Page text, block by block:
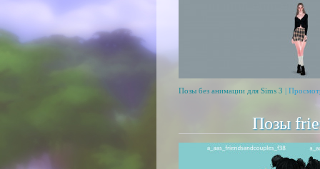
Позы без анимации для Sims 3 |
Позы